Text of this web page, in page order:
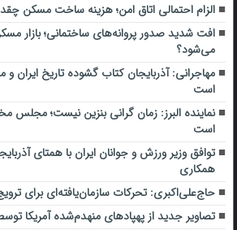
الزام احتمالی اتاق امن؛ هزینه ساخت مسکن
افت شدید صدور پروانه‌های ساختمانی؛ بازار
می‌شود؟
مهاجرانی: آذربایجان کتاب گشوده تاریخ ایران
است
نماینده البرز: زمان گرانی بنزین نیست؛ مجلس
است
توافق وزیر ورزش و جوانان ایران با همتای
همکاری
حاج‌علی‌اکبری: تحرکات سازمان‌یافته‌ای برای
تصاویر جدید از پهپادهای منهدم‌شده آمریکا